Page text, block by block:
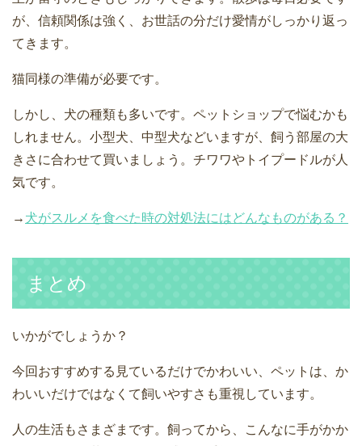
が、信頼関係は強く、お世話の分だけ愛情がしっかり返っ
てきます。
猫同様の準備が必要です。
しかし、犬の種類も多いです。ペットショップで悩むかも
しれません。小型犬、中型犬などいますが、飼う部屋の大
きさに合わせて買いましょう。チワワやトイプードルが人
気です。
→ 犬がスルメを食べた時の対処法にはどんなものがある？
まとめ
いかがでしょうか？
今回おすすめする見ているだけでかわいい、ペットは、か
わいいだけではなくて飼いやすさも重視しています。
人の生活もさまざまです。飼ってから、こんなに手がかか